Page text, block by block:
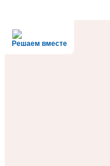
Решаем вместе